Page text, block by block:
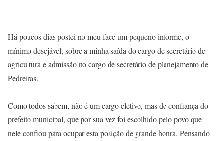
Há poucos dias postei no meu face um pequeno informe, o
mínimo desejável, sobre a minha saída do cargo de secretário de
agricultura e admissão no cargo de secretário de planejamento de
Pedreiras.
Como todos sabem, não é um cargo eletivo, mas de confiança do
prefeito municipal, que por sua vez foi escolhido pelo povo que
nele confiou para ocupar esta posição de grande honra. Pensando